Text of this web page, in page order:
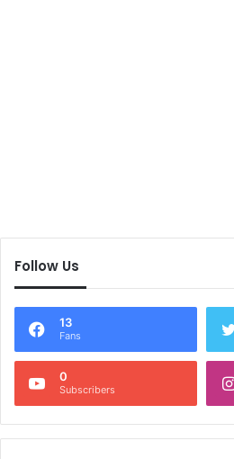
Follow Us
13
Fans
0
Subscribers